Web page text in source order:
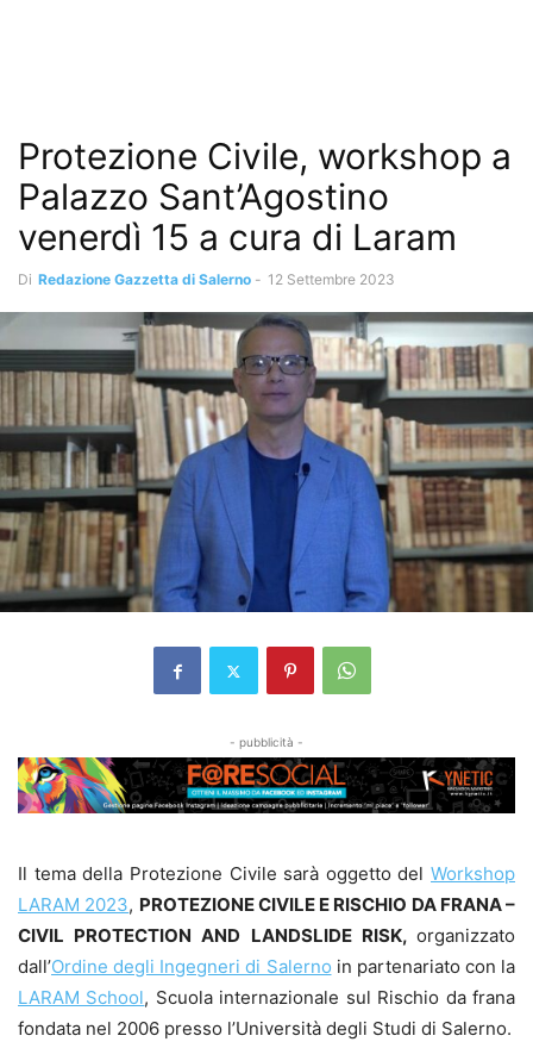
Protezione Civile, workshop a
Palazzo Sant’Agostino
venerdì 15 a cura di Laram
Di Redazione Gazzetta di Salerno - 12 Settembre 2023
- pubblicità -
Il tema della Protezione Civile sarà oggetto del Workshop
LARAM 2023, PROTEZIONE CIVILE E RISCHIO DA FRANA –
CIVIL PROTECTION AND LANDSLIDE RISK, organizzato
dall’Ordine degli Ingegneri di Salerno in partenariato con la
LARAM School, Scuola internazionale sul Rischio da frana
fondata nel 2006 presso l’Università degli Studi di Salerno.